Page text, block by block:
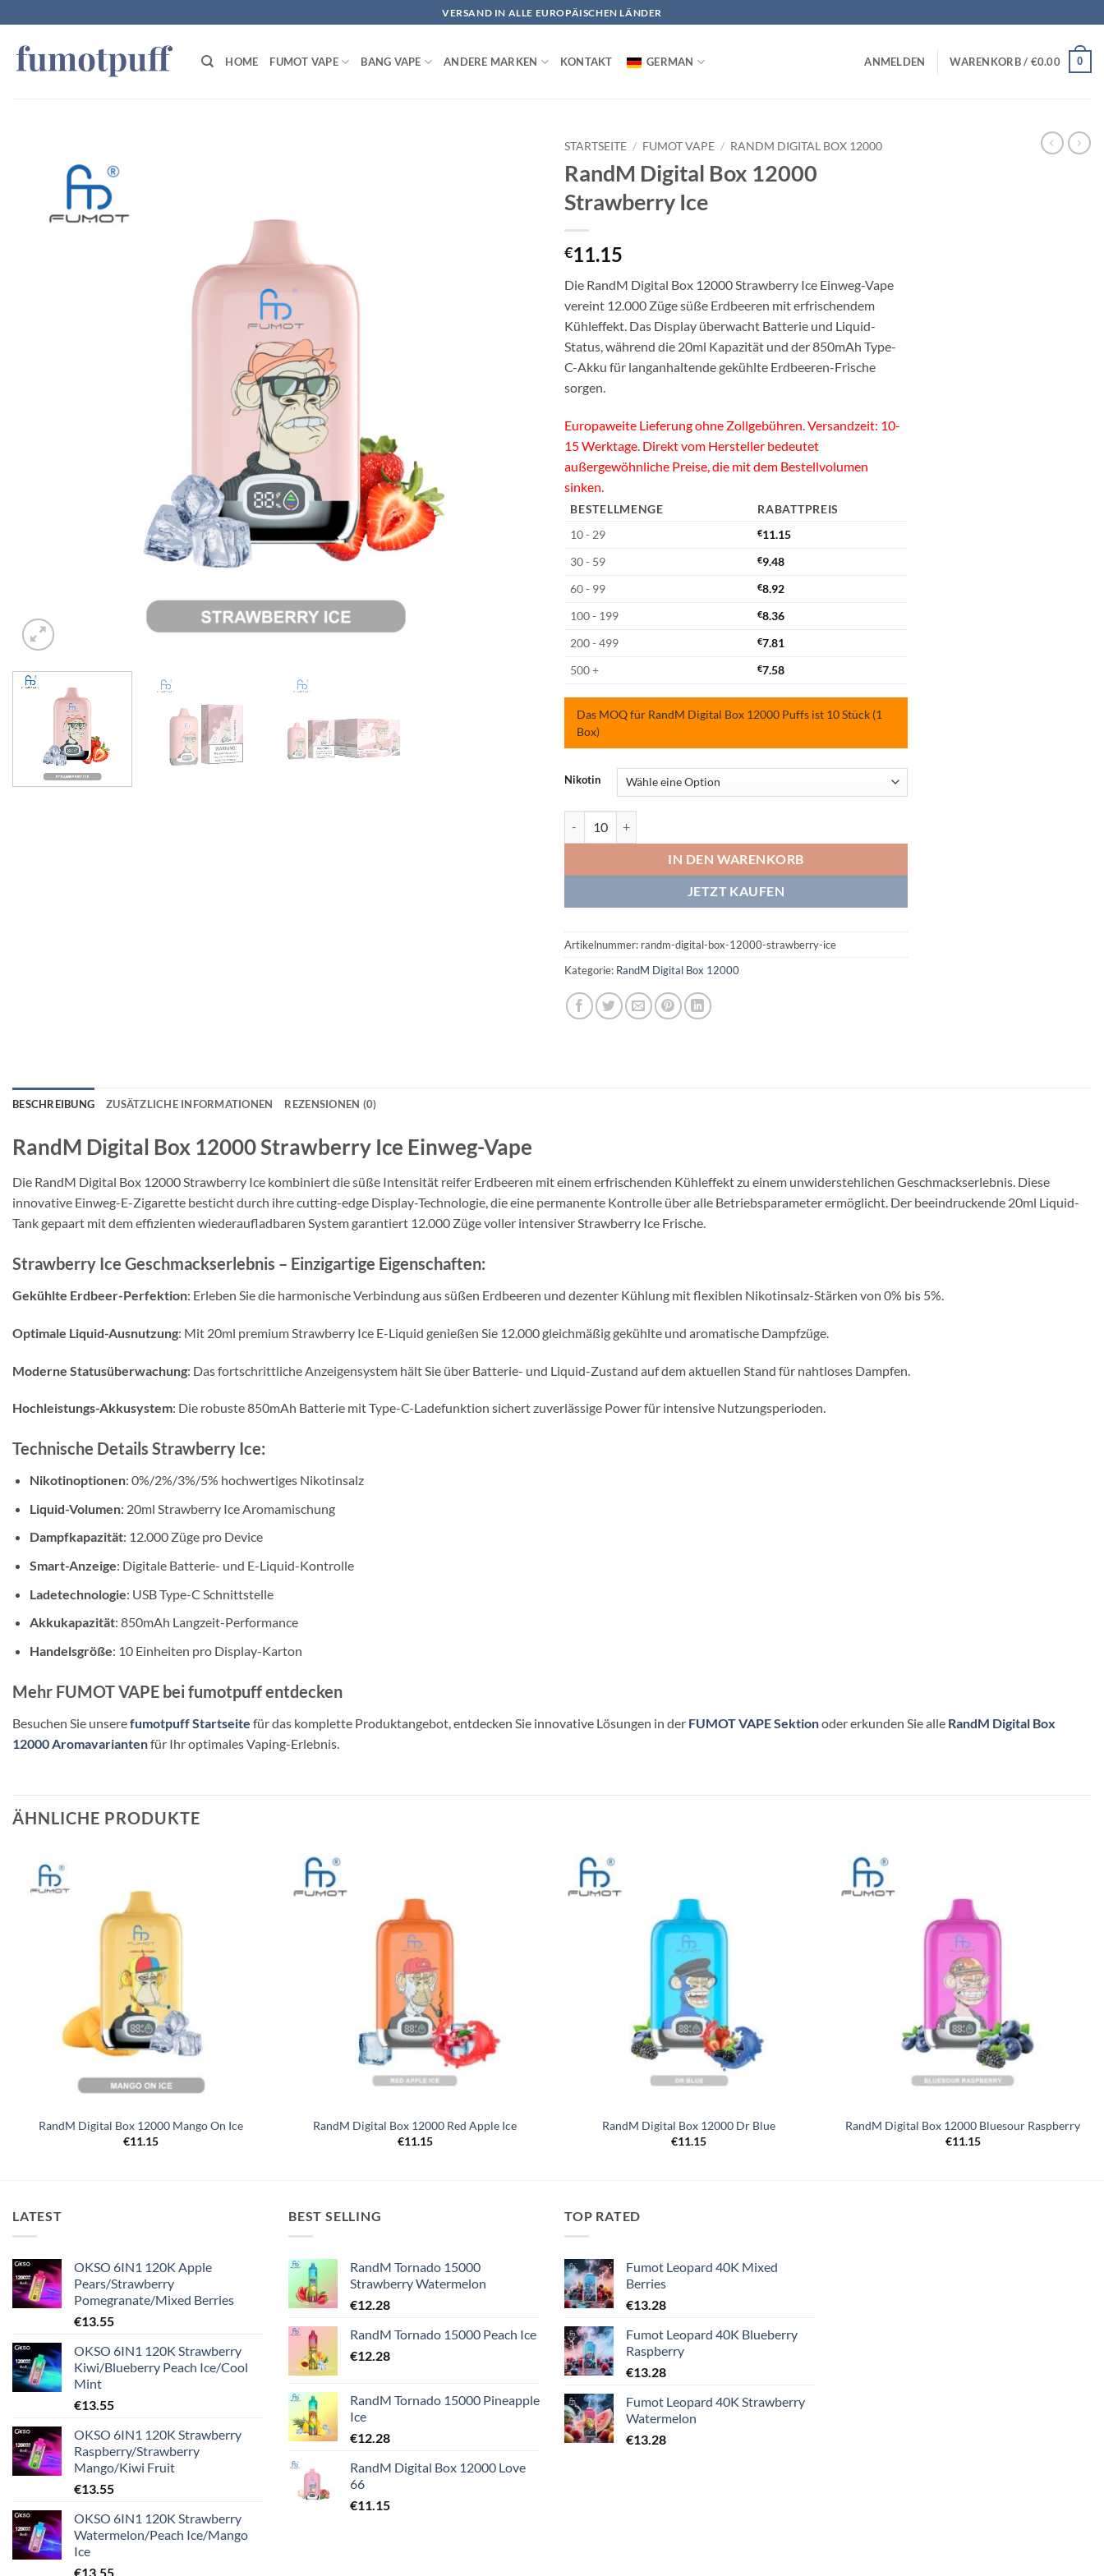
Inhalt
springen
VERSAND IN ALLE EUROPÄISCHEN LÄNDER
HOME FUMOT VAPE BANG VAPE ANDERE MARKEN KONTAKT GERMAN ANMELDEN WARENKORB / €0.00 0
STARTSEITE / FUMOT VAPE / RANDM DIGITAL BOX 12000
RandM Digital Box 12000
Strawberry Ice
€11.15
Die RandM Digital Box 12000 Strawberry Ice Einweg-Vape
vereint 12.000 Züge süße Erdbeeren mit erfrischendem
Kühleffekt. Das Display überwacht Batterie und Liquid-
Status, während die 20ml Kapazität und der 850mAh Type-
C-Akku für langanhaltende gekühlte Erdbeeren-Frische
sorgen.
Europaweite Lieferung ohne Zollgebühren. Versandzeit: 10-
15 Werktage. Direkt vom Hersteller bedeutet
außergewöhnliche Preise, die mit dem Bestellvolumen
sinken.
BESTELLMENGE
RABATTPREIS
10 - 29
€11.15
30 - 59
€9.48
60 - 99
€8.92
100 - 199
€8.36
200 - 499
€7.81
500 +
€7.58
Das MOQ für RandM Digital Box 12000 Puffs ist 10 Stück (1
Box)
Nikotin
IN DEN WARENKORB
JETZT KAUFEN
Artikelnummer: randm-digital-box-12000-strawberry-ice
Kategorie: RandM Digital Box 12000
BESCHREIBUNG ZUSÄTZLICHE INFORMATIONEN REZENSIONEN (0)
RandM Digital Box 12000 Strawberry Ice Einweg-Vape
Die RandM Digital Box 12000 Strawberry Ice kombiniert die süße Intensität reifer Erdbeeren mit einem erfrischenden Kühleffekt zu einem unwiderstehlichen Geschmackserlebnis. Diese
innovative Einweg-E-Zigarette besticht durch ihre cutting-edge Display-Technologie, die eine permanente Kontrolle über alle Betriebsparameter ermöglicht. Der beeindruckende 20ml Liquid-
Tank gepaart mit dem effizienten wiederaufladbaren System garantiert 12.000 Züge voller intensiver Strawberry Ice Frische.
Strawberry Ice Geschmackserlebnis – Einzigartige Eigenschaften:
Gekühlte Erdbeer-Perfektion: Erleben Sie die harmonische Verbindung aus süßen Erdbeeren und dezenter Kühlung mit flexiblen Nikotinsalz-Stärken von 0% bis 5%.
Optimale Liquid-Ausnutzung: Mit 20ml premium Strawberry Ice E-Liquid genießen Sie 12.000 gleichmäßig gekühlte und aromatische Dampfzüge.
Moderne Statusüberwachung: Das fortschrittliche Anzeigensystem hält Sie über Batterie- und Liquid-Zustand auf dem aktuellen Stand für nahtloses Dampfen.
Hochleistungs-Akkusystem: Die robuste 850mAh Batterie mit Type-C-Ladefunktion sichert zuverlässige Power für intensive Nutzungsperioden.
Technische Details Strawberry Ice:
Nikotinoptionen: 0%/2%/3%/5% hochwertiges Nikotinsalz
Liquid-Volumen: 20ml Strawberry Ice Aromamischung
Dampfkapazität: 12.000 Züge pro Device
Smart-Anzeige: Digitale Batterie- und E-Liquid-Kontrolle
Ladetechnologie: USB Type-C Schnittstelle
Akkukapazität: 850mAh Langzeit-Performance
Handelsgröße: 10 Einheiten pro Display-Karton
Mehr FUMOT VAPE bei fumotpuff entdecken
Besuchen Sie unserefumotpuff Startseite für das komplette Produktangebot, entdecken Sie innovative Lösungen in der FUMOT VAPE Sektionoder erkunden Sie alle RandM Digital Box
12000 Aromavariantenfür Ihr optimales Vaping-Erlebnis.
ÄHNLICHE PRODUKTE
RandM Digital Box 12000 Mango On Ice
€11.15
RandM Digital Box 12000 Red Apple Ice
€11.15
RandM Digital Box 12000 Dr Blue
€11.15
RandM Digital Box 12000 Bluesour Raspberry
€11.15
LATEST
OKSO 6IN1 120K Apple
Pears/Strawberry
Pomegranate/Mixed Berries
€13.55
OKSO 6IN1 120K Strawberry
Kiwi/Blueberry Peach Ice/Cool
Mint
€13.55
OKSO 6IN1 120K Strawberry
Raspberry/Strawberry
Mango/Kiwi Fruit
€13.55
OKSO 6IN1 120K Strawberry
Watermelon/Peach Ice/Mango
Ice
€13.55
BEST SELLING
RandM Tornado 15000
Strawberry Watermelon
€12.28
RandM Tornado 15000 Peach Ice
€12.28
RandM Tornado 15000 Pineapple
Ice
€12.28
RandM Digital Box 12000 Love
66
€11.15
TOP RATED
Fumot Leopard 40K Mixed
Berries
€13.28
Fumot Leopard 40K Blueberry
Raspberry
€13.28
Fumot Leopard 40K Strawberry
Watermelon
€13.28